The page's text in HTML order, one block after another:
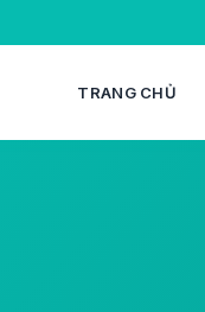
TRANG CHỦ